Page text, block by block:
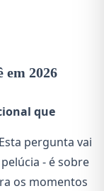
em 2026
que
Esta pergunta vai
- é sobre
os momentos